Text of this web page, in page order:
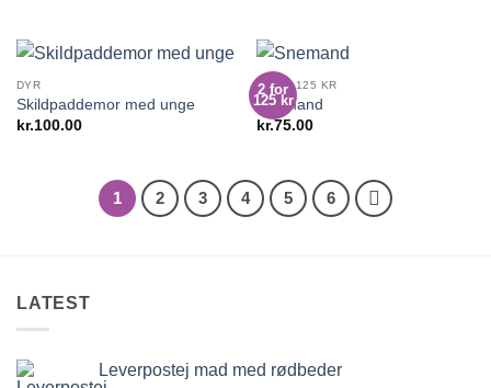
DYR
Skildpaddemor med unge
kr.100.00
2 for
125 kr
2 FOR 125 KR
Snemand
kr.75.00
1 2 3 4 5 6
LATEST
Leverpostej mad med rødbeder